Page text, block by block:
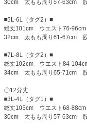
30cm 太もも周り57-63cm
■5L-6L（タグ2）■
総丈101cm ウエスト76-
32cm 太もも周り61-67cm
■7L-8L（タグ2）■
総丈102cm ウエスト84-
34cm 太もも周り65-71cm
〇12分丈
■3L-4L（タグ1）■
総丈105cm ウエスト68-
30cm 太もも周り57-63cm